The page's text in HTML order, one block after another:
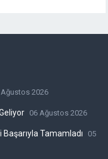
Ağustos 2026
06 Ağustos 2026
Tamamladı
05